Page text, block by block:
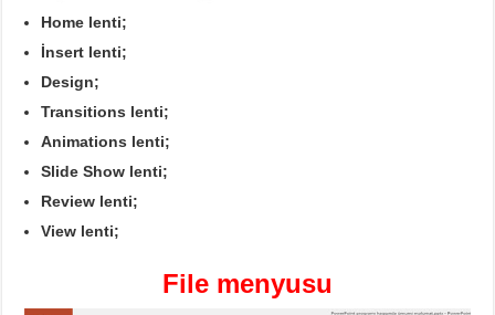
Home lenti;
İnsert lenti;
Design;
Transitions lenti;
Animations lenti;
Slide Show lenti;
Review lenti;
View lenti;
Filemenyusu